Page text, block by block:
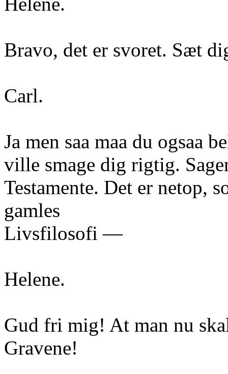
Bravo, det er svoret. Sæt
Carl.
Ja men saa maa du ogsaa
ville smage dig rigtig.
Testamente. Det er netop,
gamles
Livsfilosofi —
Helene.
Gud fri mig! At man nu
Gravene!